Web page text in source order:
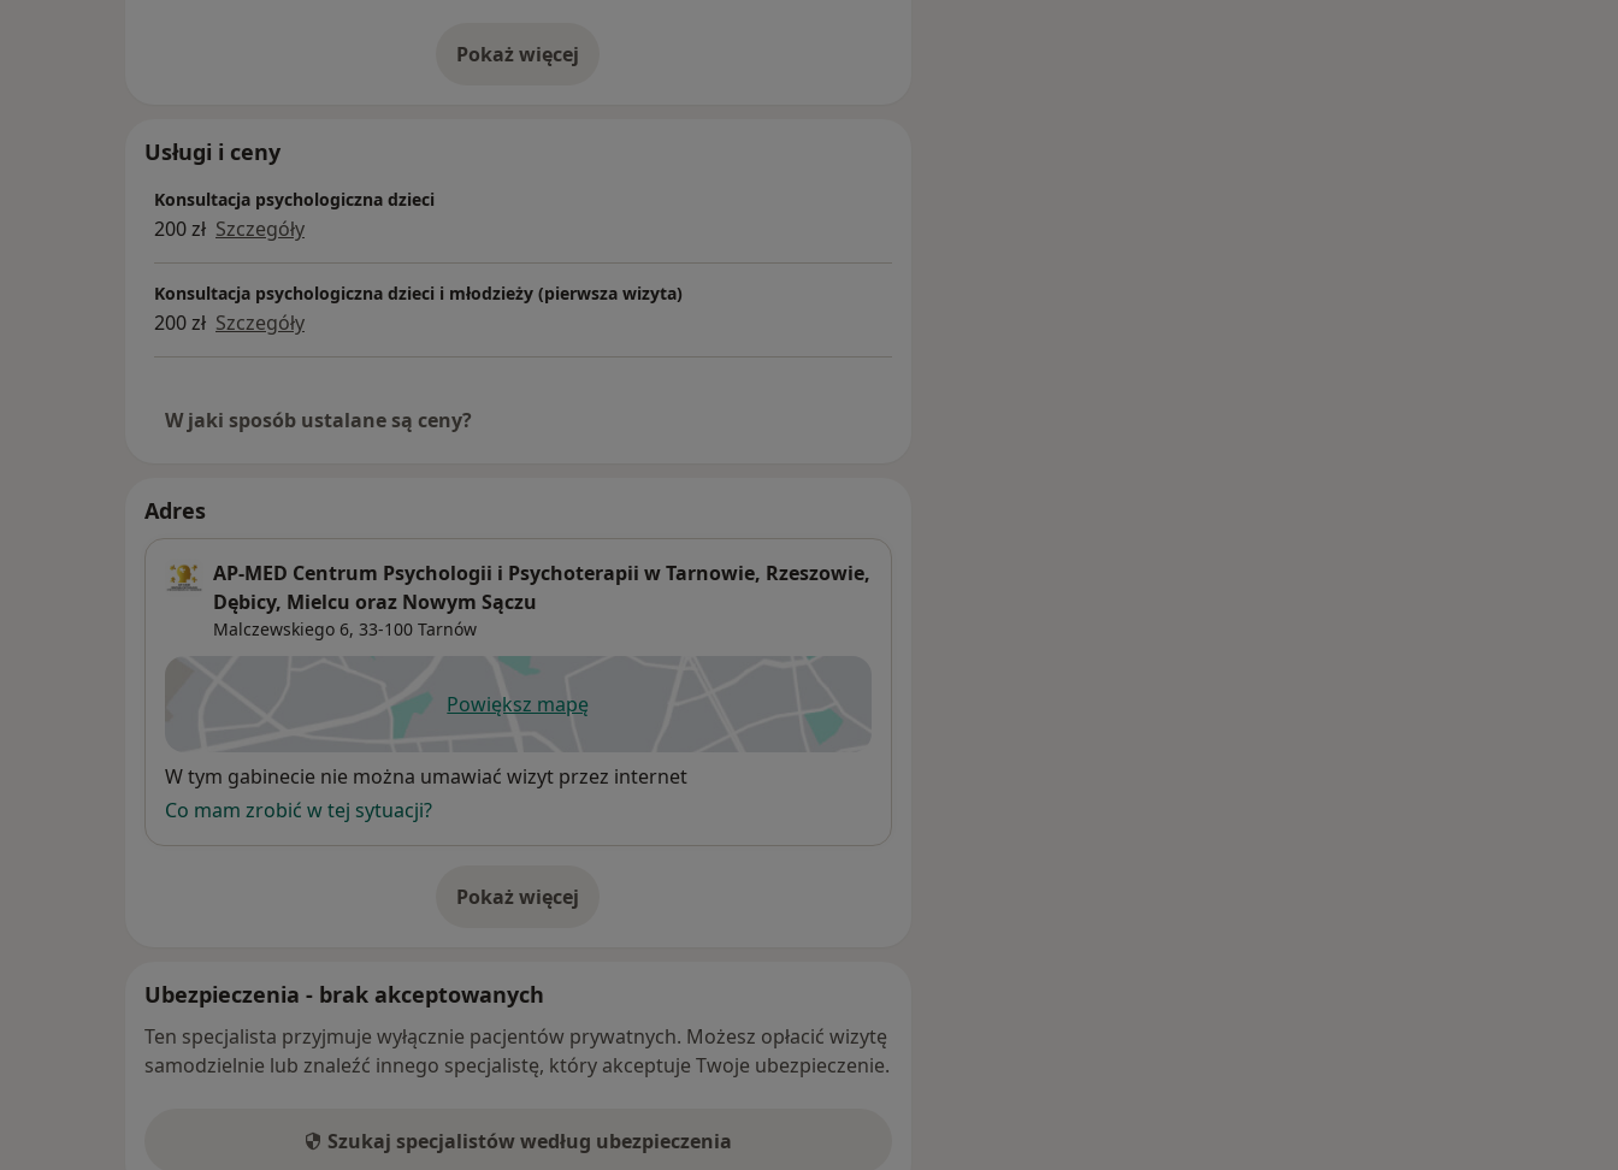
Pokaż więcejo doświadczeniu
Usługi i ceny
Konsultacja psychologiczna dzieci
200 zł Szczegóły
Konsultacja psychologiczna dzieci i młodzieży (pierwsza wizyta)
200 zł Szczegóły
W jaki sposób ustalane są ceny?
Adres
AP-MED Centrum Psychologii i Psychoterapii w Tarnowie, Rzeszowie,
Dębicy, Mielcu oraz Nowym Sączu
Malczewskiego 6, 33-100 Tarnów
Powiększ mapęotwiera się w nowej karcie
Dostępność
W tym gabinecie nie można umawiać wizyt przez internet
Co mam zrobić w tej sytuacji?
Pokaż więcej
o adresie
Ubezpieczenia - brak akceptowanych
Ten specjalista przyjmuje wyłącznie pacjentów prywatnych. Możesz opłacić wizytę
samodzielnie lub znaleźć innego specjalistę, który akceptuje Twoje ubezpieczenie.
Szukaj specjalistów według ubezpieczenia